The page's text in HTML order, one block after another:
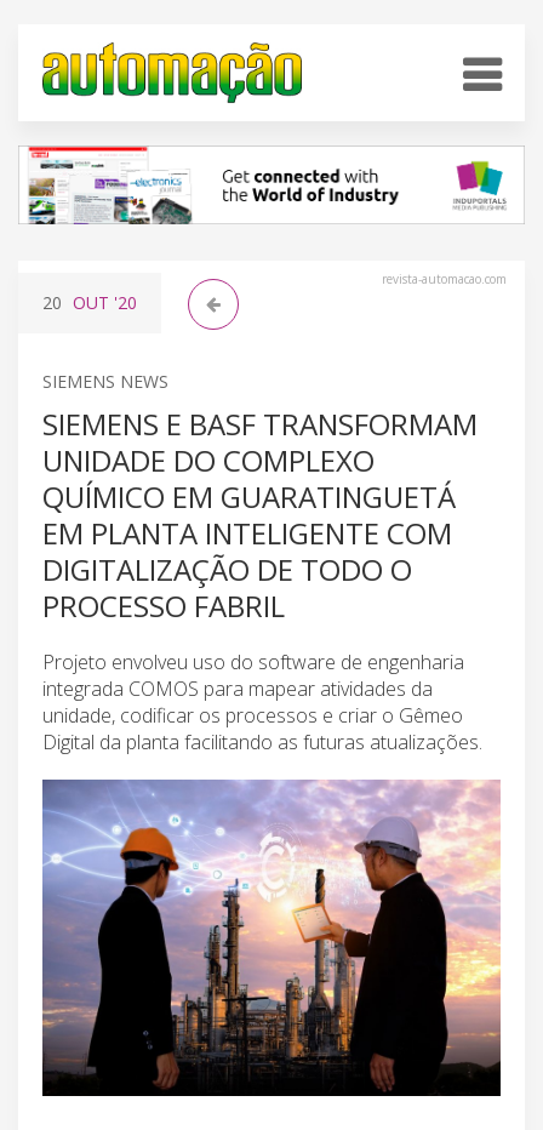
revista-automacao.com
20 OUT '20
SIEMENS NEWS
SIEMENS E BASF TRANSFORMAM
UNIDADE DO COMPLEXO
QUÍMICO EM GUARATINGUETÁ
EM PLANTA INTELIGENTE COM
DIGITALIZAÇÃO DE TODO O
PROCESSO FABRIL
Projeto envolveu uso do software de engenharia
integrada COMOS para mapear atividades da
unidade, codificar os processos e criar o Gêmeo
Digital da planta facilitando as futuras atualizações.